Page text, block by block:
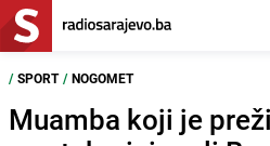
/ SPORT / NOGOMET
Muamba koji je